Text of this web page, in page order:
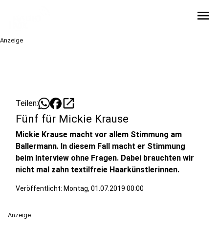
menu
Anzeige
Teilen: open_in_new
Fünf für Mickie Krause
Mickie Krause macht vor allem Stimmung am
Ballermann. In diesem Fall macht er Stimmung
beim Interview ohne Fragen. Dabei brauchten wir
nicht mal zahn textilfreie Haarkünstlerinnen.
Veröffentlicht: Montag, 01.07.2019 00:00
Anzeige